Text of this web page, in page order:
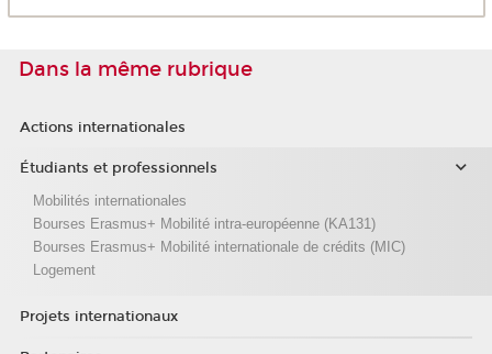
Dans la même rubrique
Actions internationales
Étudiants et professionnels
Mobilités internationales
Bourses Erasmus+ Mobilité intra-européenne (KA131)
Bourses Erasmus+ Mobilité internationale de crédits (MIC)
Logement
Projets internationaux